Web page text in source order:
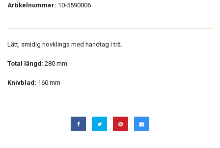
Artikelnummer: 10-5590006
Lätt, smidig hovklinga med handtag i trä.
Total längd: 280 mm
Knivblad: 160 mm